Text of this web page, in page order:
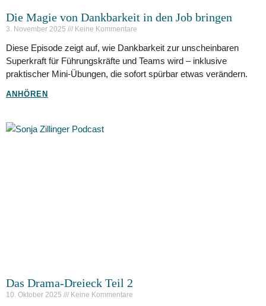
Die Magie von Dankbarkeit in den Job bringen
3. November 2025 Keine Kommentare
Diese Episode zeigt auf, wie Dankbarkeit zur unscheinbaren
Superkraft für Führungskräfte und Teams wird – inklusive
praktischer Mini-Übungen, die sofort spürbar etwas verändern.
ANHÖREN
Das Drama-Dreieck Teil 2
10. Oktober 2025 Keine Kommentare